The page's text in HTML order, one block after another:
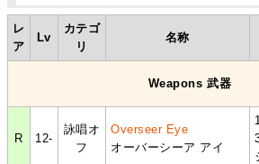
レ
ア
Lv
カテゴ
リ
名称
Weapons 武器
R 12-
詠唱オ
フ
Overseer Eye
オーバーシーア アイ